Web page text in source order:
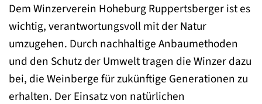
Dem Winzerverein Hoheburg Ruppertsberger ist es
wichtig, verantwortungsvoll mit der Natur
umzugehen. Durch nachhaltige Anbaumethoden
und den Schutz der Umwelt tragen die Winzer dazu
bei, die Weinberge für zukünftige Generationen zu
erhalten. Der Einsatz von natürlichen